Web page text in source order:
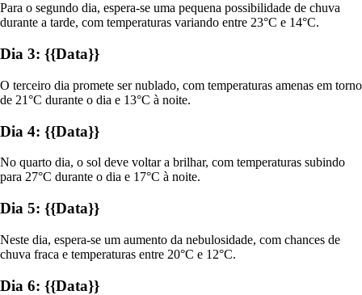
Para o segundo dia, espera-se uma pequena possibilidade de chuva
durante a tarde, com temperaturas variando entre 23°C e 14°C.
Dia 3: {{Data}}
O terceiro dia promete ser nublado, com temperaturas amenas em torno
de 21°C durante o dia e 13°C à noite.
Dia 4: {{Data}}
No quarto dia, o sol deve voltar a brilhar, com temperaturas subindo
para 27°C durante o dia e 17°C à noite.
Dia 5: {{Data}}
Neste dia, espera-se um aumento da nebulosidade, com chances de
chuva fraca e temperaturas entre 20°C e 12°C.
Dia 6: {{Data}}